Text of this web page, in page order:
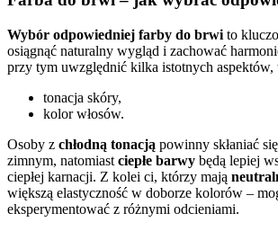
Wybór odpowiedniej farby do brwi to
osiągnąć naturalny wygląd i zachować
przy tym uwzględnić kilka istotnych aspektów,
tonacja skóry,
kolor włosów.
Osoby z chłodną tonacją powinny skłaniać
zimnym, natomiast ciepłe barwy będą lepiej
ciepłej karnacji. Z kolei ci, którzy mają
większą elastyczność w doborze kolorów –
eksperymentować z różnymi odcieniami.